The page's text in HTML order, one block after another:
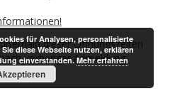
dieser Öffnungszeiten
vorheriger Anmeldung
für Analysen, personalisierte
diese Webseite nutzen, erklären
einverstanden.Mehr erfahren